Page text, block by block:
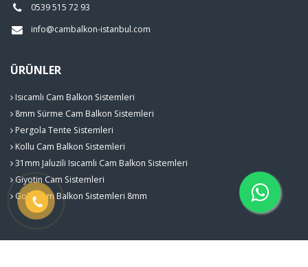
0539 515 72 93
info@cambalkon-istanbul.com
ÜRÜNLER
Isıcamlı Cam Balkon Sistemleri
8mm Sürme Cam Balkon Sistemleri
Pergola Tente Sistemleri
Kollu Cam Balkon Sistemleri
31mm Jaluzili Isıcamlı Cam Balkon Sistemleri
Giyotin Cam Sistemleri
Gold Cam Balkon Sistemleri 8mm